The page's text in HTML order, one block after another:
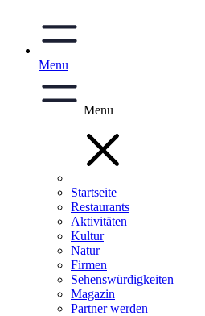
Menu
Menu
Startseite
Restaurants
Aktivitäten
Kultur
Natur
Firmen
Sehenswürdigkeiten
Magazin
Partner werden